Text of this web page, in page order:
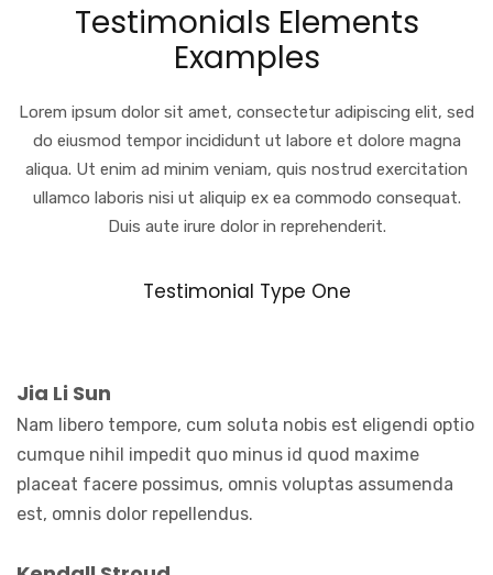
Testimonials Elements
Examples
Lorem ipsum dolor sit amet, consectetur adipiscing elit, sed
do eiusmod tempor incididunt ut labore et dolore magna
aliqua. Ut enim ad minim veniam, quis nostrud exercitation
ullamco laboris nisi ut aliquip ex ea commodo consequat.
Duis aute irure dolor in reprehenderit.
Testimonial Type One
Jia Li Sun
Nam libero tempore, cum soluta nobis est eligendi optio
cumque nihil impedit quo minus id quod maxime
placeat facere possimus, omnis voluptas assumenda
est, omnis dolor repellendus.